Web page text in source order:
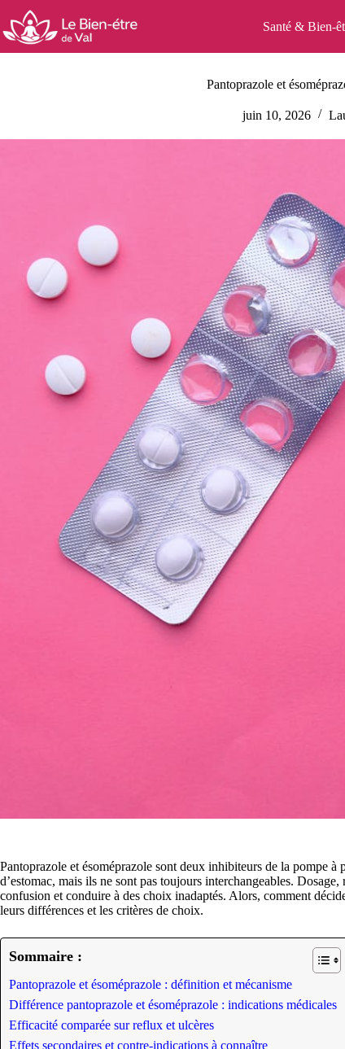
au
contenu
Santé & Bien-
Pantoprazole et
juin 10, 2026
Pantoprazole et ésoméprazole sont deux inhibiteurs de la pompe
d’estomac, mais ils ne sont pas toujours interchangeables.
confusion et conduire à des choix inadaptés. Alors, comment
leurs différences et les critères de choix.
Sommaire :
Pantoprazole et ésoméprazole : définition et mécanisme
Différence pantoprazole et ésoméprazole : indications médicales
Efficacité comparée sur reflux et ulcères
Effets secondaires et contre-indications à connaître